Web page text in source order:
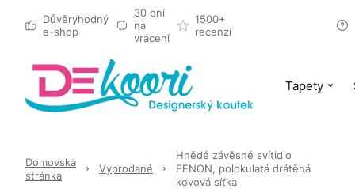
Důvěryhodný
e-shop
30 dní
na
vrácení
1500+
recenzí
Tapety
Domovská
stránka
Vyprodané
Hnědé závěsné svítidlo
FENON, polokulatá drátěná
kovová síťka